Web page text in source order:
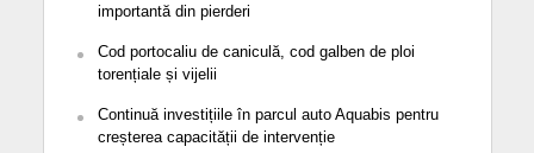
importantă din pierderi
Cod portocaliu de caniculă, cod galben de ploi
torențiale și vijelii
Continuă investițiile în parcul auto Aquabis pentru
creșterea capacității de intervenție